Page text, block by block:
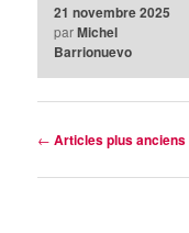
21 novembre 2025
parMichel
Barrionuevo
Navigation
articles
← Articles plus anciens